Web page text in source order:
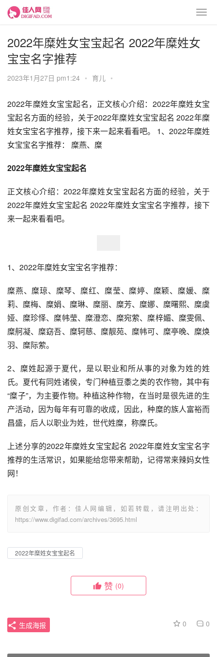
2022年糜姓女宝宝起名 2022年糜姓女
宝宝名字推荐
2023年1月27日 pm1:24 • 育儿 •
2022年糜姓女宝宝起名，正文核心介绍：2022年糜姓女宝
宝起名方面的经验，关于2022年糜姓女宝宝起名 2022年糜
姓女宝宝名字推荐，接下来一起来看看吧。 1、2022年糜姓
女宝宝名字推荐： 糜燕、糜
2022年糜姓女宝宝起名
正文核心介绍：2022年糜姓女宝宝起名方面的经验，关于
2022年糜姓女宝宝起名 2022年糜姓女宝宝名字推荐，接下
来一起来看看吧。
1、2022年糜姓女宝宝名字推荐：
糜燕、糜琼、糜琴、糜红、糜莹、糜婷、糜颖、糜媛、糜
莉、糜梅、糜娟、糜琳、糜丽、糜芳、糜娜、糜曙熙、糜虞
娅、糜珍怿、糜帏莹、糜澄恋、糜宛萦、糜梓媚、糜雯佩、
糜舸凝、糜窈吾、糜轲慈、糜靓苑、糜帏可、糜亭晚、糜焕
羽、糜际萦。
2、糜姓起源于夏代，是以职业和所从事的对象为姓的姓
氏。夏代有同姓诸侯，专门种植豆黍之类的农作物，其中有
“糜子”，为主要作物。种植这种作物，在当时是很先进的生
产活动，因为每年有可靠的收成，因此，种糜的族人富裕而
昌盛，后人以职业为姓，世代姓糜，称糜氏。
上述分享的2022年糜姓女宝宝起名 2022年糜姓女宝宝名字
推荐的生活常识，如果能给您带来帮助，记得常来辣妈女性
网！
原创文章，作者：佳人网编辑，如若转载，请注明出处：
https://www.digifad.com/archives/3695.html
2022年糜姓女宝宝起名
赞 (0)
0 0
生成海报